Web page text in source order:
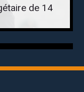
de 14